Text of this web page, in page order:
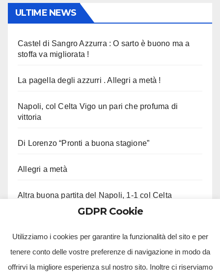
ULTIME NEWS
Castel di Sangro Azzurra : O sarto è buono ma a
stoffa va migliorata !
La pagella degli azzurri . Allegri a metà !
Napoli, col Celta Vigo un pari che profuma di
vittoria
Di Lorenzo “Pronti a buona stagione”
Allegri a metà
Altra buona partita del Napoli, 1-1 col Celta
GDPR Cookie
Utilizziamo i cookies per garantire la funzionalità del sito e per
tenere conto delle vostre preferenze di navigazione in modo da
offrirvi la migliore esperienza sul nostro sito. Inoltre ci riserviamo